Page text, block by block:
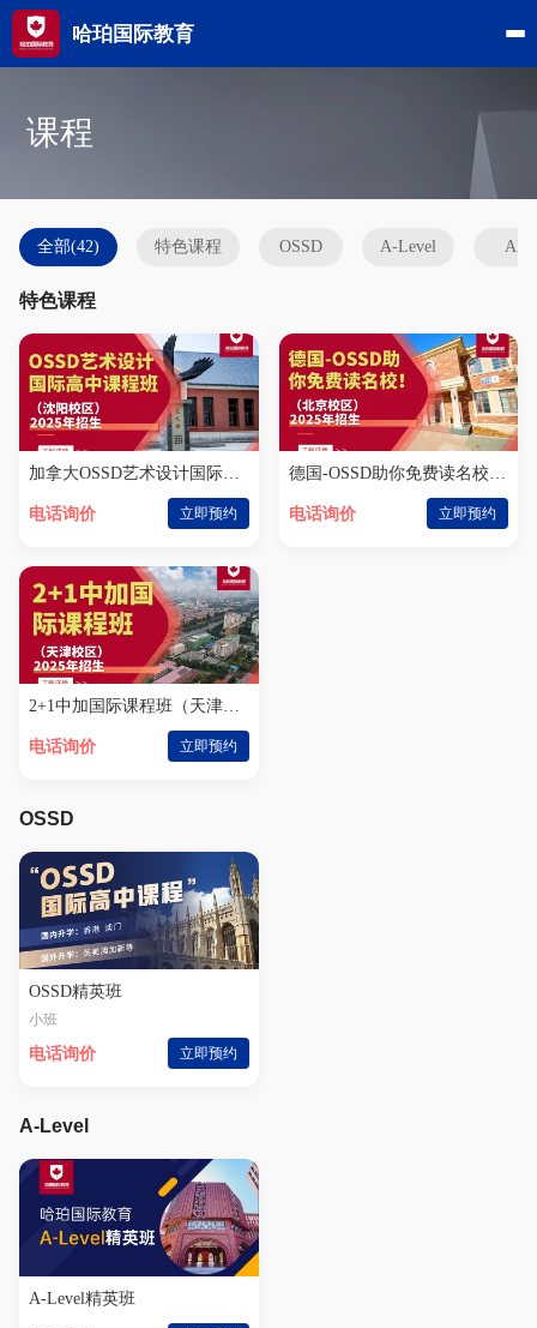
哈珀国际教育
课程
全部(42) 特色课程 OSSD A-Level AP
特色课程
加拿大OSSD艺术设计国际高中课程班（沈阳校区））
电话询价 立即预约
德国-OSSD助你免费读名校！（北京校区）
电话询价 立即预约
2+1中加国际课程班（天津校区）
电话询价 立即预约
OSSD
OSSD精英班
小班
电话询价 立即预约
A-Level
A-Level精英班